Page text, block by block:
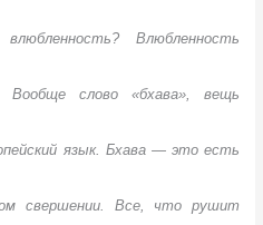
Влюбленность
Вообще слово «бхава», вещь
язык. Бхава — это есть
свершении. Все, что рушит